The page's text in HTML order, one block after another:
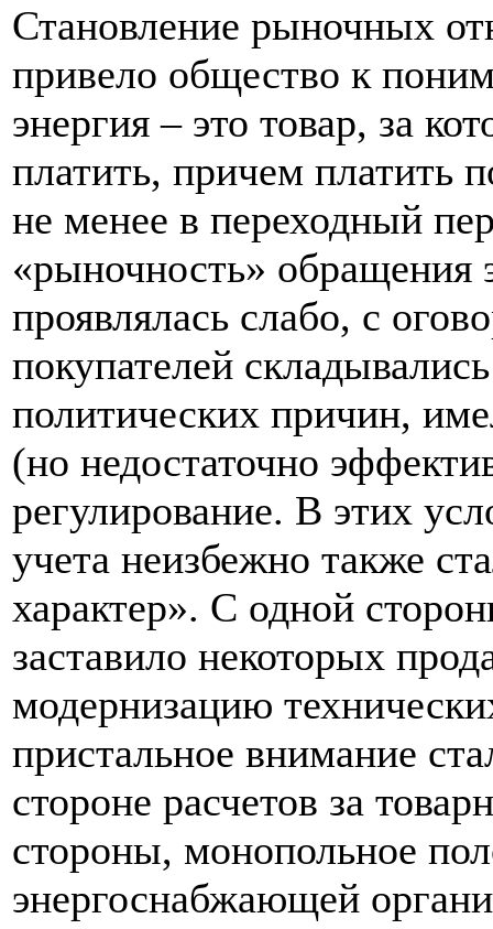
Становление рыночных
привело общество к
энергия – это товар, за
платить, причем платить
не менее в переходный
«рыночность» обращения
проявлялась слабо, с
покупателей
политических причин,
(но недостаточно
регулирование. В этих
учета неизбежно также
характер». С одной
заставило некоторых
модернизацию
пристальное внимание
стороне расчетов за
стороны, монопольное
энергоснабжающей